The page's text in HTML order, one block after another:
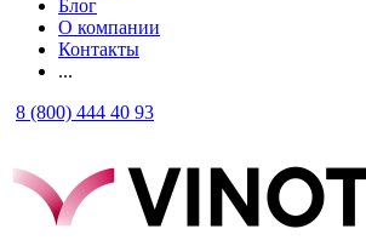
Блог
О компании
Контакты
...
8 (800) 444 40 93